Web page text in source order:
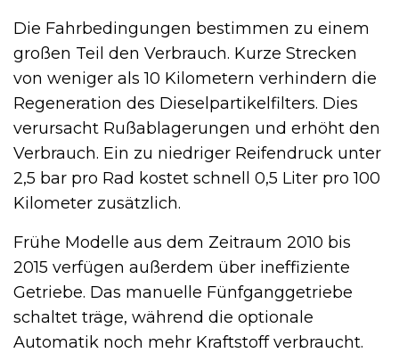
Die Fahrbedingungen bestimmen zu einem
großen Teil den Verbrauch. Kurze Strecken
von weniger als 10 Kilometern verhindern die
Regeneration des Dieselpartikelfilters. Dies
verursacht Rußablagerungen und erhöht den
Verbrauch. Ein zu niedriger Reifendruck unter
2,5 bar pro Rad kostet schnell 0,5 Liter pro 100
Kilometer zusätzlich.
Frühe Modelle aus dem Zeitraum 2010 bis
2015 verfügen außerdem über ineffiziente
Getriebe. Das manuelle Fünfganggetriebe
schaltet träge, während die optionale
Automatik noch mehr Kraftstoff verbraucht.